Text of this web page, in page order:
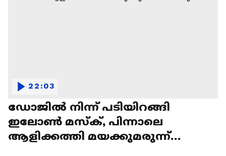
ഡോജിൽ നിന്ന് പടിയിറങ്ങി
ഇലോൺ മസ്ക്, പിന്നാലെ
ആളിക്കത്തി മയക്കുമരുന്ന്
22:03